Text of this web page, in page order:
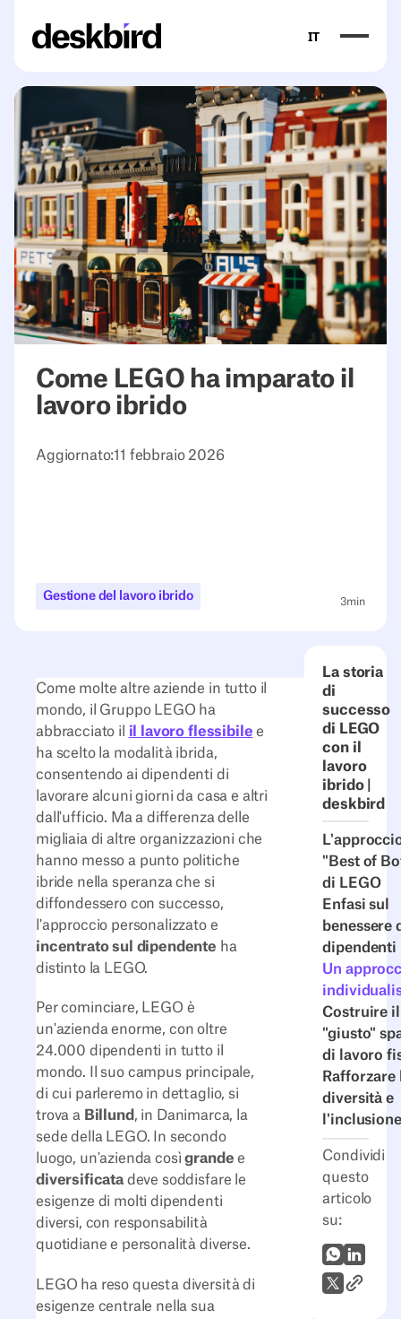
IT
Come LEGO ha imparato il
lavoro ibrido
Aggiornato:11 febbraio 2026
Gestione del lavoro ibrido 3min
La storia
di
successo
di LEGO
con il
lavoro
ibrido |
deskbird
"Best of
di LEGO
Enfasi sul
benessere
dipendenti
Un
Costruire il
"giusto"
di lavoro
Rafforzare
diversità e
Condividi
questo
articolo
su:
WhatsApp
X (Twitter)
Link
Come molte altre aziende in tutto il
mondo, il Gruppo LEGO ha
abbracciato il il lavoro flessibile e
ha scelto la modalità ibrida,
consentendo ai dipendenti di
lavorare alcuni giorni da casa e altri
dall'ufficio. Ma a differenza delle
migliaia di altre organizzazioni che
hanno messo a punto politiche
ibride nella speranza che si
diffondessero con successo,
l'approccio personalizzato e
incentrato sul dipendente ha
distinto la LEGO.
Per cominciare, LEGO è
un'azienda enorme, con oltre
24.000 dipendenti in tutto il
mondo. Il suo campus principale,
di cui parleremo in dettaglio, si
trova a Billund , in Danimarca, la
sede della LEGO. In secondo
luogo, un'azienda cosìgrande e
diversificata deve soddisfare le
esigenze di molti dipendenti
diversi, con responsabilità
quotidiane e personalità diverse.
LEGO ha reso questa diversità di
esigenze centrale nella sua